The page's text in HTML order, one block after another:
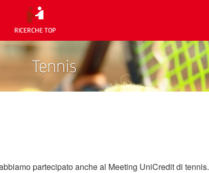
RICERCHE TOP
Tennis
partecipato anche al Meeting UniCredit di tennis.